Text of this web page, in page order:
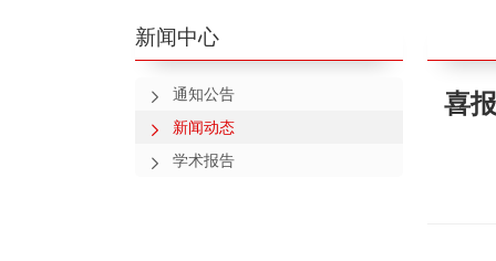
新闻中心
通知公告
新闻动态
学术报告
喜